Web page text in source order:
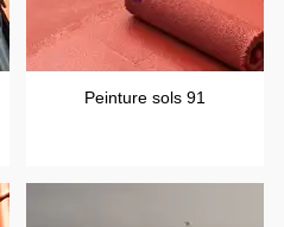
Peinture sols 91